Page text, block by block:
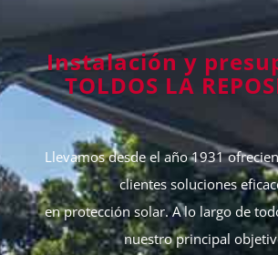
Instalación y
TOLDOS LA
Llevamos desde el año 1931
clientes soluciones
en protección solar. A lo largo de
nuestro principal